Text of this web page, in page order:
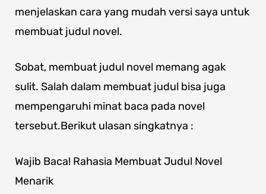
menjelaskan cara yang mudah versi saya untuk
membuat judul novel.
Sobat, membuat judul novel memang agak
sulit. Salah dalam membuat judul bisa juga
mempengaruhi minat baca pada novel
tersebut.Berikut ulasan singkatnya :
Wajib Baca! Rahasia Membuat Judul Novel
Menarik